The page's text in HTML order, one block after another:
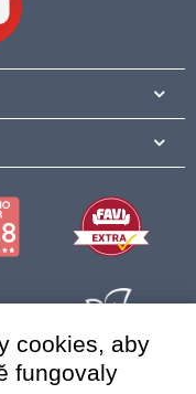
cookies, aby
fungovaly